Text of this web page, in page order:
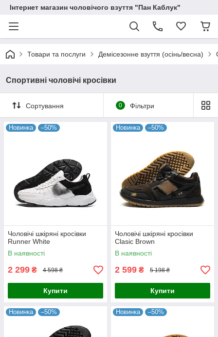
Інтернет магазин чоловічого взуття "Пан Каблук"
Товари та послуги Демісезонне взуття (осінь/весна)
Спортивні чоловічі кросівки
Сортування 0 Фільтри
Новинка –50%
Чоловічі шкіряні кросівки
Runner White
В наявності
2 299 ₴ 4 598 ₴
Купити
Новинка –50%
Чоловічі шкіряні кросівки
Clasic Brown
В наявності
2 599 ₴ 5 198 ₴
Купити
Новинка –50% Новинка –50%